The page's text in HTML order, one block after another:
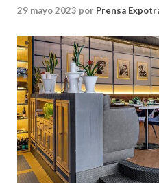
29 mayo 2023 por Prensa